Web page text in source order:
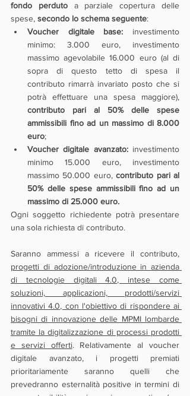
fondo perduto a parziale copertura delle
spese, secondo lo schema seguente:
Voucher digitale base: investimento
minimo: 3.000 euro, investimento
massimo agevolabile 16.000 euro (al di
sopra di questo tetto di spesa il
contributo rimarrà invariato posto che si
contributo pari al 50% delle spese
ammissibili fino ad un massimo di 8.000
euro;
Voucher digitale avanzato: investimento
minimo 15.000 euro, investimento
massimo 50.000 euro, contributo pari al
50% delle spese ammissibili fino ad un
massimo di 25.000 euro.
Ogni soggetto richiedente potrà presentare
una sola richiesta di contributo.
progetti di adozione/introduzione in azienda
di tecnologie digitali 4.0, intese come
soluzioni, applicazioni, prodotti/servizi
innovativi 4.0, con l'obiettivo di rispondere ai
bisogni di innovazione delle MPMI lombarde
tramite la digitalizzazione di processi prodotti
e servizi offerti. Relativamente al voucher
digitale avanzato, i progetti premiati
prioritariamente saranno quelli che
prevedranno esternalità positive in termini di